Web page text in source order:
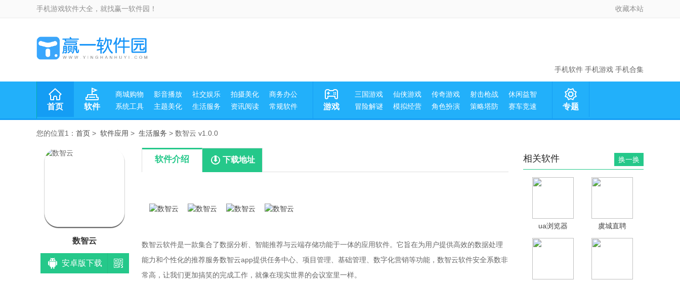
手机游戏软件大全，就找赢一软件园！ 收藏本站
手机软件 手机游戏 手机合集
首页 软件
商城购物 影音播放 社交娱乐 拍摄美化
商务办公
系统工具
主题美化 生活服务 资讯阅读 常规软件 游戏
三国游戏 仙侠游戏 传奇游戏 射击枪战
休闲益智
冒险解谜
模拟经营 角色扮演 策略塔防 赛车竞速 专题
您的位置1： 首页 > 软件应用 > 生活服务 > 数智云 v1.0.0
数智云
安卓版下载
软件介绍 下载地址
数智云软件是一款集合了数据分析、智能推荐与云端存储功能于一体的应用软件。它旨在为用户提供高效的数据处理
能力和个性化的推荐服务数智云app提供任务中心、项目管理、基础管理、数字化营销等功能，数智云软件安全系数非
常高，让我们更加搞笑的完成工作，就像在现实世界的会议室里一样。
换一换
相关软件
ua浏览器 虞城直聘